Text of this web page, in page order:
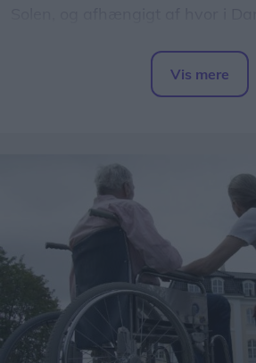
før solnedgang, hvilket giver
at opleve fænomenet fra steder
mod vest.
For mange nordjyder kan
åbne landskaber danne en flot
sjældne naturoplevelse, hvis
Vis mere